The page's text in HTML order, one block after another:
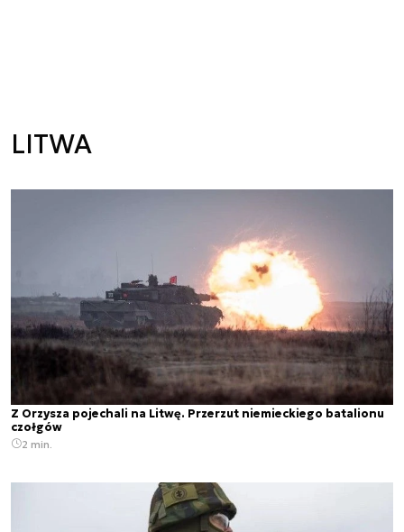
LITWA
Z Orzysza pojechali na Litwę. Przerzut niemieckiego batalionu
czołgów
2 min.